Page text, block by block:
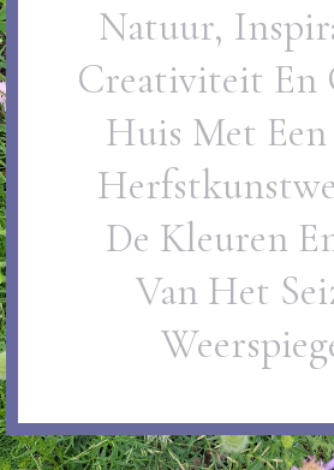
Natuur,
Creativiteit En
Huis Met
De Kleuren
Van Het